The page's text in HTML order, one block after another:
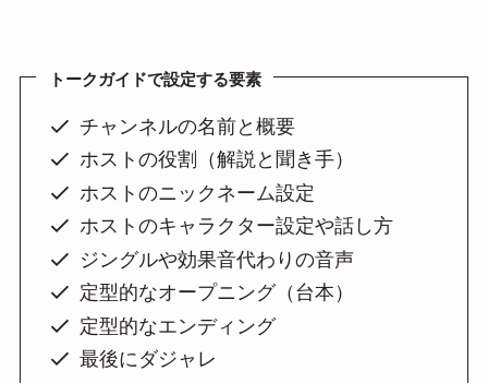
トークガイドで設定する要素
チャンネルの名前と概要
ホストの役割（解説と聞き手）
ホストのニックネーム設定
ホストのキャラクター設定や話し方
ジングルや効果音代わりの音声
定型的なオープニング（台本）
定型的なエンディング
最後にダジャレ